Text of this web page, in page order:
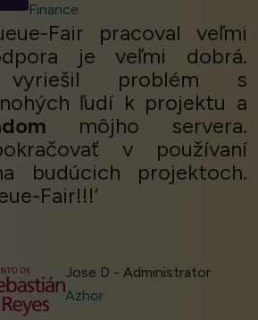
Finance
Fair pracoval veľmi
je veľmi dobrá.
vyriešil problém s
ľudí k projektu a
môjho servera.
v používaní
budúcich projektoch.
Fair!!!’
Jose D - Administrator
Azhor